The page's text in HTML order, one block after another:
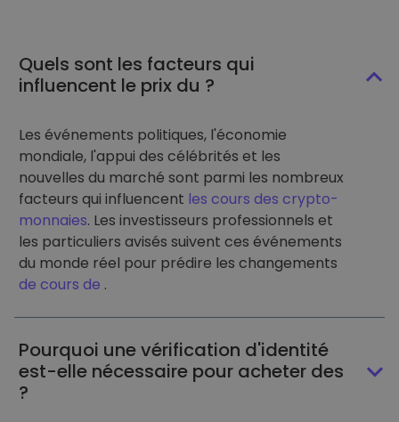
Quels sont les facteurs qui
influencent le prix du ?
Les événements politiques, l'économie
mondiale, l'appui des célébrités et les
nouvelles du marché sont parmi les nombreux
facteurs qui influencent les cours des crypto-
monnaies. Les investisseurs professionnels et
les particuliers avisés suivent ces événements
du monde réel pour prédire les changements
de cours de .
Pourquoi une vérification d'identité
est-elle nécessaire pour acheter des
?